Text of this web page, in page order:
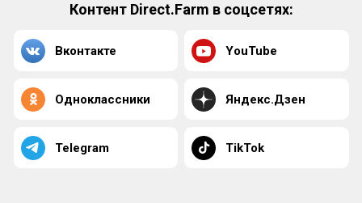
Контент Direct.Farm в соцсетях:
Вконтакте YouTube
Одноклассники Яндекс.Дзен
Telegram TikTok